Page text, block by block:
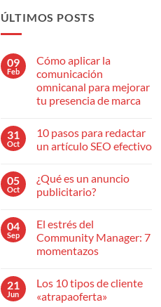
ÚLTIMOS POSTS
09
Feb
Cómo aplicar la
comunicación
omnicanal para mejorar
tu presencia de marca
comentarios
Cómo
comunicación
omnicanal
para
presencia
de
marca
31
Oct
10 pasos para redactar
un artículo SEO efectivo
comentarios
en
10
redactar
un
artículo
SEO
05
Oct
¿Qué es un anuncio
publicitario?
comentarios
en
¿Qué
es
publicitario?
04
Sep
El estrés del
Community Manager: 7
momentazos
comentarios
El
21
Jun
Los 10 tipos de cliente
«atrapaoferta»